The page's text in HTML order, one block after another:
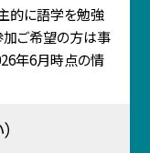
的に語学を勉強
加ご希望の方は事
年6月時点の情